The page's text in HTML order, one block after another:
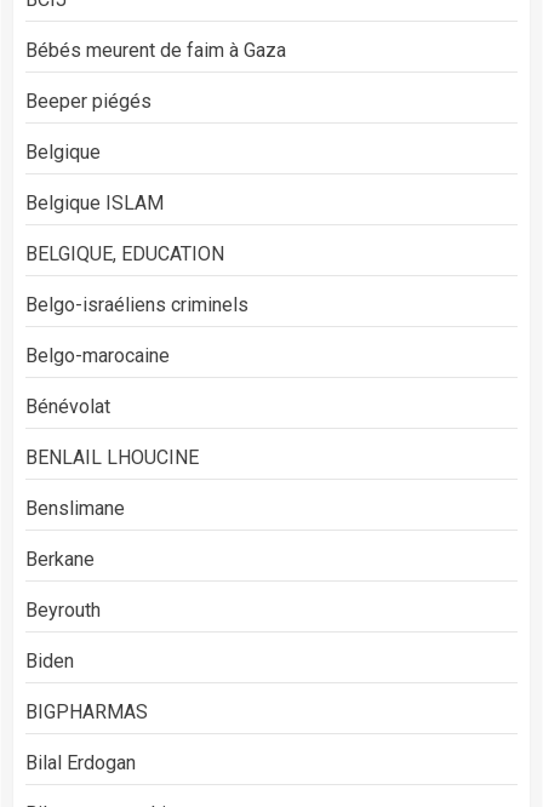
Bébés meurent de faim à Gaza
Beeper piégés
Belgique
Belgique ISLAM
BELGIQUE, EDUCATION
Belgo-israéliens criminels
Belgo-marocaine
Bénévolat
BENLAIL LHOUCINE
Benslimane
Berkane
Beyrouth
Biden
BIGPHARMAS
Bilal Erdogan